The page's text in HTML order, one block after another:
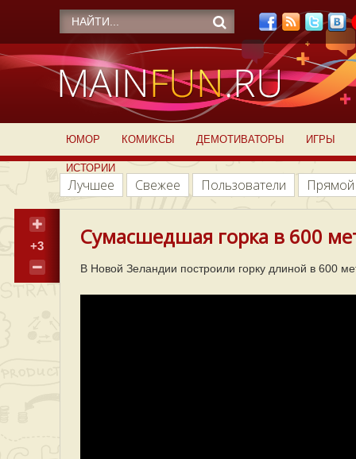
ЮМОР КОМИКСЫ ДЕМОТИВАТОРЫ ИГРЫ
ИСТОРИИ
Лучшее Свежее Пользователи
+3 Сумасшедшая горка в 600
В Новой Зеландии построили горку длиной в 600